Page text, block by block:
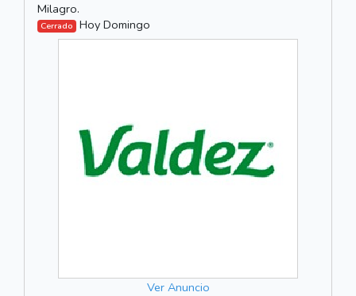
Milagro.
Cerrado Hoy Domingo
Ver Anuncio